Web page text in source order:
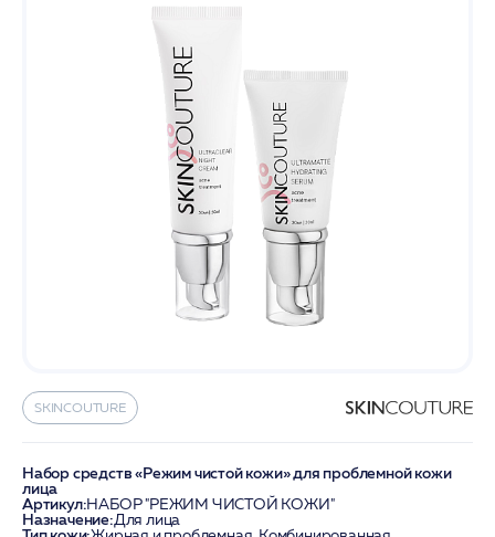
SKINCOUTURE
Набор средств «Режим чистой кожи» для проблемной кожи
лица
Артикул:НАБОР "РЕЖИМ ЧИСТОЙ КОЖИ"
Назначение:Для лица